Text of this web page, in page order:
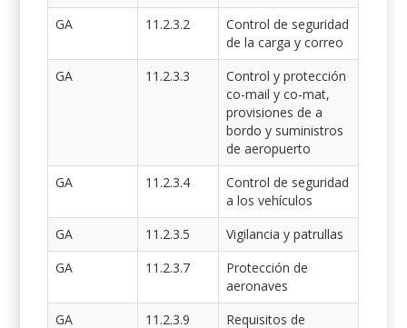
GA
11.2.3.2
Control de seguridad
de la carga y correo
GA
11.2.3.3
Control y protección
co-mail y co-mat,
provisiones de a
bordo y suministros
de aeropuerto
GA
11.2.3.4
Control de seguridad
a los vehículos
GA
11.2.3.5
Vigilancia y patrullas
GA
11.2.3.7
Protección de
aeronaves
GA
11.2.3.9
Requisitos de